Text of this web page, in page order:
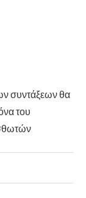
συντάξεων θα
του